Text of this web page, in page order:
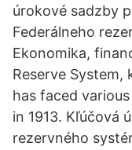
úrokové sadzby
Federálneho
Ekonomika,
Reserve System,
has faced
in 1913. Kľúčová
rezervného